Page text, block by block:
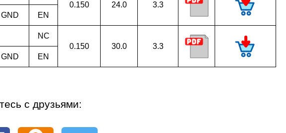
0.150
24.0
3.3
GND EN
NC
0.150
30.0
3.3
GND EN
с друзьями: